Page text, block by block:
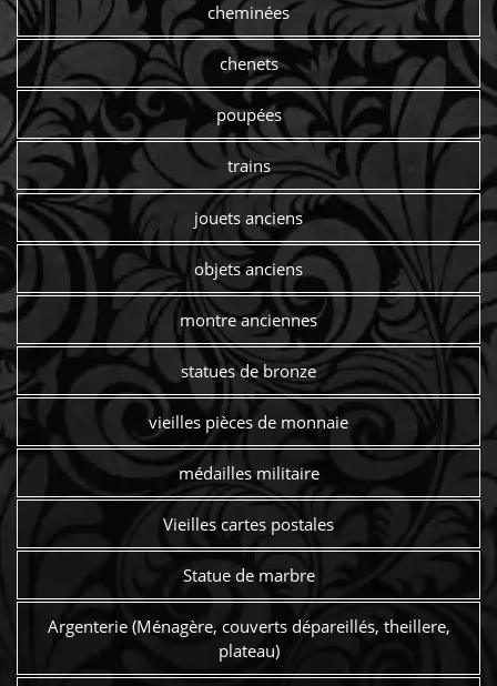
cheminées
chenets
poupées
trains
jouets anciens
objets anciens
montre anciennes
statues de bronze
vieilles pièces de monnaie
médailles militaire
Vieilles cartes postales
Statue de marbre
Argenterie (Ménagère, couverts dépareillés, theillere,
plateau)